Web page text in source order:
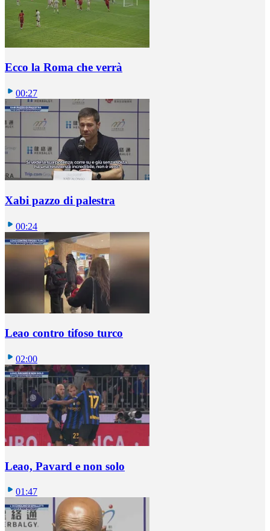
Ecco la Roma che verrà
00:27
Xabi pazzo di palestra
00:24
Leao contro tifoso turco
02:00
Leao, Pavard e non solo
01:47